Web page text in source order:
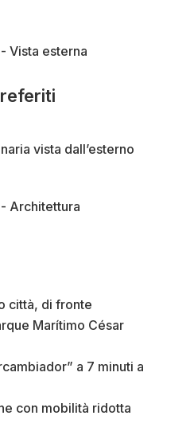
vista dall’esterno
città, di fronte
Marítimo César
a 7 minuti a
con mobilità ridotta